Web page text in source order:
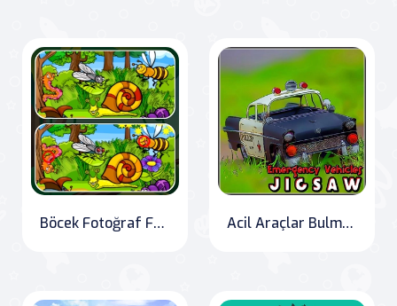
Böcek Fotoğraf Farkları Acil Araçlar Bulmaca